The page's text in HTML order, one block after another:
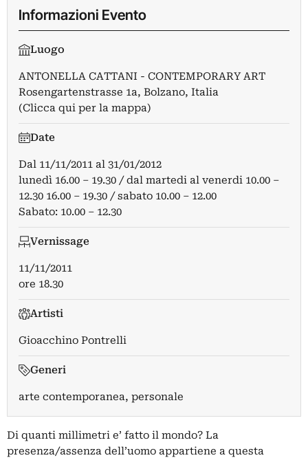
Informazioni Evento
Luogo
ANTONELLA CATTANI - CONTEMPORARY ART
Rosengartenstrasse 1a, Bolzano, Italia
(Clicca qui per la mappa)
Date
Dal 11/11/2011 al 31/01/2012
lunedì 16.00 – 19.30 / dal martedi al venerdi 10.00 –
12.30 16.00 – 19.30 / sabato 10.00 – 12.00
Sabato: 10.00 – 12.30
Vernissage
11/11/2011
ore 18.30
Artisti
Gioacchino Pontrelli
Generi
arte contemporanea, personale
Di quanti millimetri e’ fatto il mondo? La
presenza/assenza dell’uomo appartiene a questa